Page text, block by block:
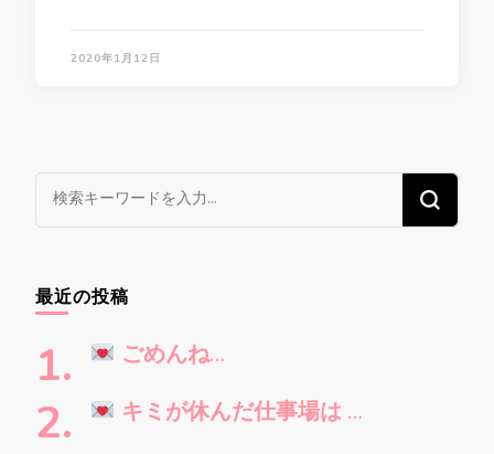
2020年1月12日
な
に
お
探
し
で
す
か
最近の投稿
ごめんね…
キミが休んだ仕事場は …